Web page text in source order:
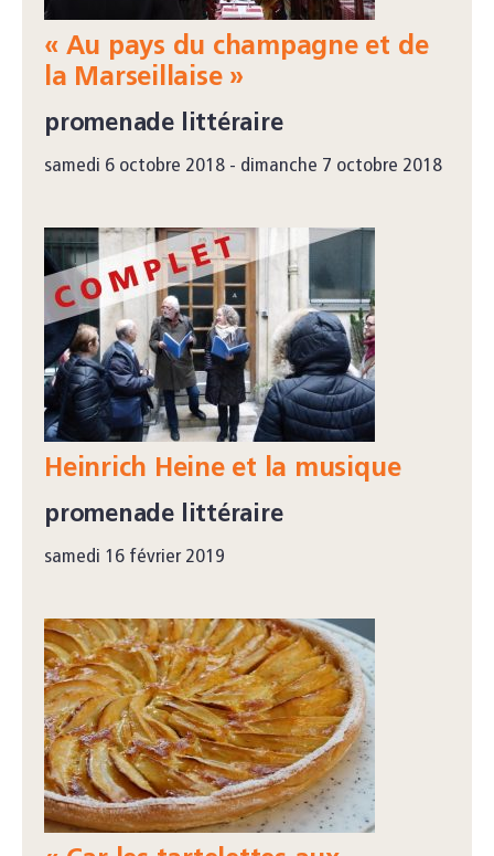
« Au pays du champagne et de
la Marseillaise »
promenade littéraire
samedi 6 octobre 2018 - dimanche 7 octobre 2018
Heinrich Heine et la musique
promenade littéraire
samedi 16 février 2019